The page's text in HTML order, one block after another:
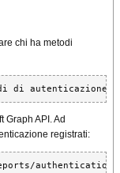
chi ha metodi
di
Graph API. Ad
registrati: